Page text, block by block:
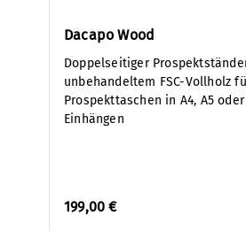
Dacapo Wood
Doppelseitiger
unbehandeltem FSC-Vollholz
Prospekttaschen in A4, A5 oder
Einhängen
199,00 €